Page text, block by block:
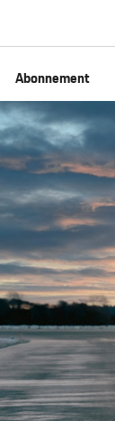
Abonnement